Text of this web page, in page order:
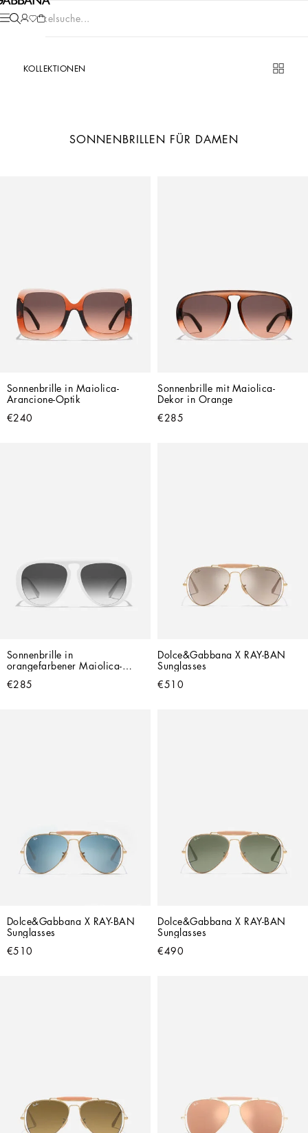
Artikelsuche...
KOLLEKTIONEN
SONNENBRILLEN FÜR DAMEN
Sonnenbrille in Maiolica-
Arancione-Optik
€240
Sonnenbrille mit Maiolica-
Dekor in Orange
€285
Sonnenbrille in
orangefarbener Maiolica-
€285
Dolce&Gabbana X RAY-BAN
Sunglasses
€510
Dolce&Gabbana X RAY-BAN
Sunglasses
€510
Dolce&Gabbana X RAY-BAN
Sunglasses
€490